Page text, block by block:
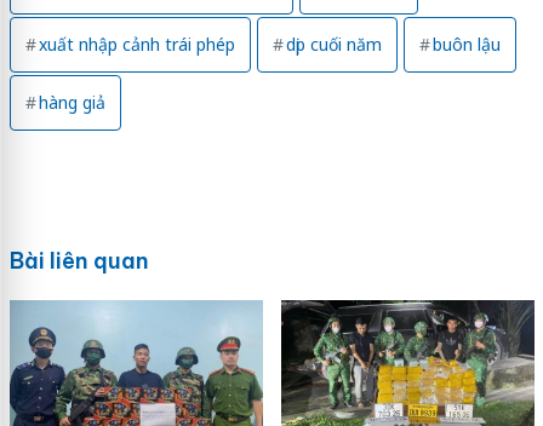
xuất nhập cảnh trái phép dịp cuối năm buôn lậu
hàng giả
Bài liên quan